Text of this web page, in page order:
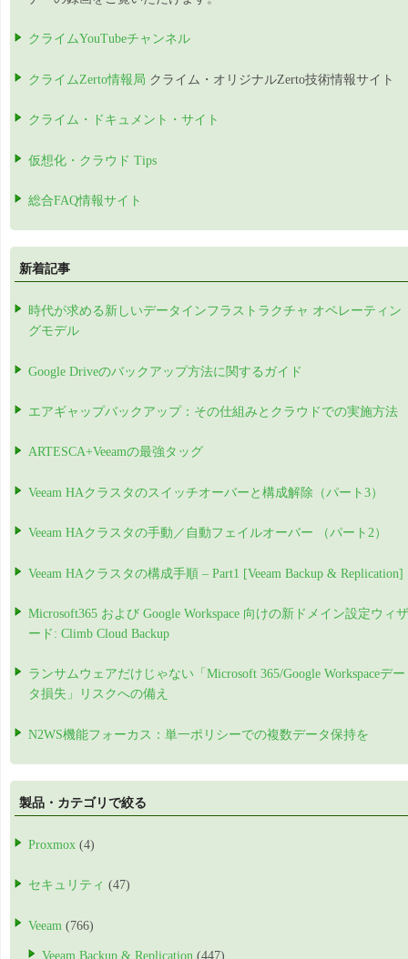
クライムYouTubeチャンネル
クライムZerto情報局 クライム・オリジナルZerto技術情報サイト
クライム・ドキュメント・サイト
仮想化・クラウド Tips
総合FAQ情報サイト
新着記事
時代が求める新しいデータインフラストラクチャ オペレーティン
グモデル
Google Driveのバックアップ方法に関するガイド
エアギャップバックアップ：その仕組みとクラウドでの実施方法
ARTESCA+Veeamの最強タッグ
Veeam HAクラスタのスイッチオーバーと構成解除（パート3）
Veeam HAクラスタの手動／自動フェイルオーバー （パート2）
Veeam HAクラスタの構成手順 – Part1 [Veeam Backup & Replication]
Microsoft365 および Google Workspace 向けの新ドメイン設定ウィザ
ード: Climb Cloud Backup
ランサムウェアだけじゃない「Microsoft 365/Google Workspaceデー
タ損失」リスクへの備え
N2WS機能フォーカス：単一ポリシーでの複数データ保持を
製品・カテゴリで絞る
Proxmox (4)
セキュリティ (47)
Veeam (766)
Veeam Backup & Replication (447)